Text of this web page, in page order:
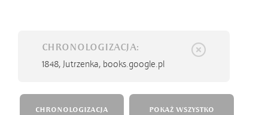
CHRONOLOGIZACJA:
1848, Jutrzenka, books.google.pl
CHRONOLOGIZACJA POKAŻ WSZYSTKO